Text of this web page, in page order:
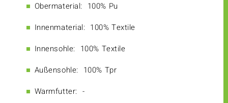
Obermaterial: 100% Pu
Innenmaterial: 100% Textile
Innensohle: 100% Textile
Außensohle: 100% Tpr
Warmfutter: -